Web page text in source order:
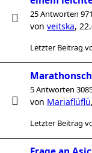
25 Antworten
von veitska,
Letzter Beitrag
5 Antworten
von Mariaflüflü,
Letzter Beitrag